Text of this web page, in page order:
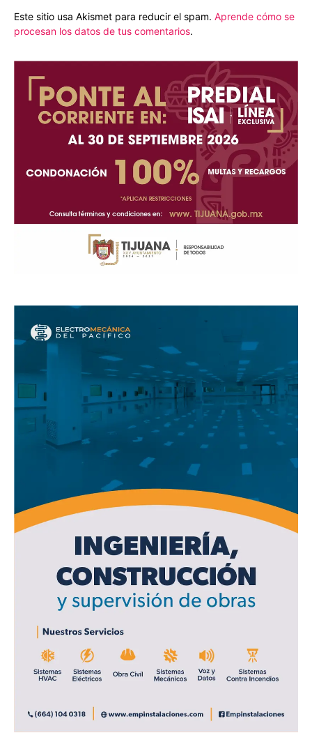
Este sitio usa Akismet para reducir el spam. Aprende cómo se
procesan los datos de tus comentarios.